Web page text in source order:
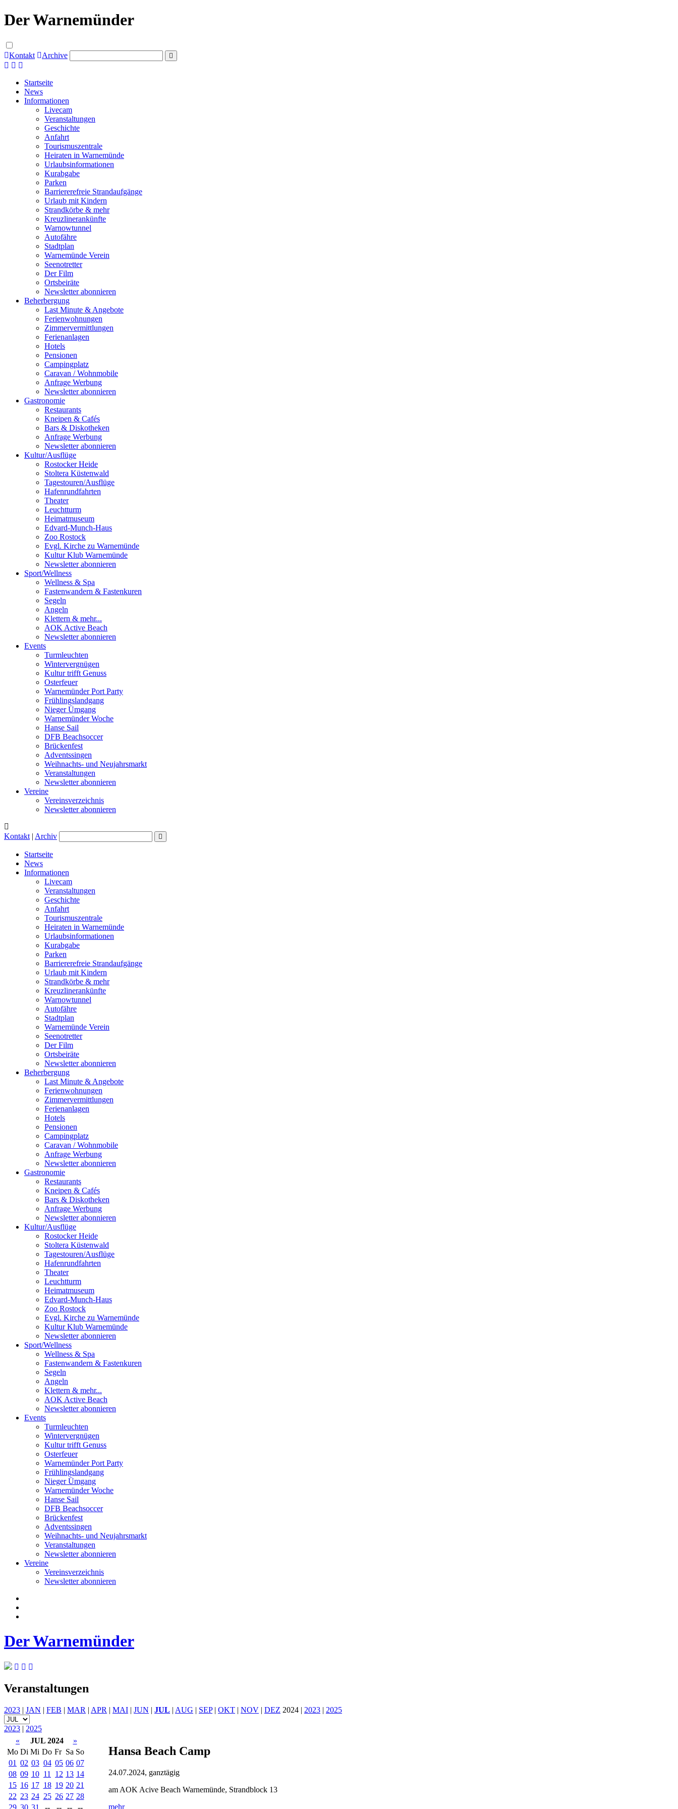
Der Warnemünder
Kontakt Archive
Startseite
News
Informationen
Livecam
Veranstaltungen
Geschichte
Anfahrt
Tourismuszentrale
Heiraten in Warnemünde
Urlaubsinformationen
Kurabgabe
Parken
Barriererefreie Strandaufgänge
Urlaub mit Kindern
Strandkörbe & mehr
Kreuzlinerankünfte
Warnowtunnel
Autofähre
Stadtplan
Warnemünde Verein
Seenotretter
Der Film
Ortsbeiräte
Newsletter abonnieren
Beherbergung
Last Minute & Angebote
Ferienwohnungen
Zimmervermittlungen
Ferienanlagen
Hotels
Pensionen
Campingplatz
Caravan / Wohnmobile
Anfrage Werbung
Newsletter abonnieren
Gastronomie
Restaurants
Kneipen & Cafés
Bars & Diskotheken
Anfrage Werbung
Newsletter abonnieren
Kultur/Ausflüge
Rostocker Heide
Stoltera Küstenwald
Tagestouren/Ausflüge
Hafenrundfahrten
Theater
Leuchtturm
Heimatmuseum
Edvard-Munch-Haus
Zoo Rostock
Evgl. Kirche zu Warnemünde
Kultur Klub Warnemünde
Newsletter abonnieren
Sport/Wellness
Wellness & Spa
Fastenwandern & Fastenkuren
Segeln
Angeln
Klettern & mehr...
AOK Active Beach
Newsletter abonnieren
Events
Turmleuchten
Wintervergnügen
Kultur trifft Genuss
Osterfeuer
Warnemünder Port Party
Frühlingslandgang
Nieger Ümgang
Warnemünder Woche
Hanse Sail
DFB Beachsoccer
Brückenfest
Adventssingen
Weihnachts- und Neujahrsmarkt
Veranstaltungen
Newsletter abonnieren
Vereine
Vereinsverzeichnis
Newsletter abonnieren
Kontakt | Archiv
Startseite
News
Informationen
Livecam
Veranstaltungen
Geschichte
Anfahrt
Tourismuszentrale
Heiraten in Warnemünde
Urlaubsinformationen
Kurabgabe
Parken
Barriererefreie Strandaufgänge
Urlaub mit Kindern
Strandkörbe & mehr
Kreuzlinerankünfte
Warnowtunnel
Autofähre
Stadtplan
Warnemünde Verein
Seenotretter
Der Film
Ortsbeiräte
Newsletter abonnieren
Beherbergung
Last Minute & Angebote
Ferienwohnungen
Zimmervermittlungen
Ferienanlagen
Hotels
Pensionen
Campingplatz
Caravan / Wohnmobile
Anfrage Werbung
Newsletter abonnieren
Gastronomie
Restaurants
Kneipen & Cafés
Bars & Diskotheken
Anfrage Werbung
Newsletter abonnieren
Kultur/Ausflüge
Rostocker Heide
Stoltera Küstenwald
Tagestouren/Ausflüge
Hafenrundfahrten
Theater
Leuchtturm
Heimatmuseum
Edvard-Munch-Haus
Zoo Rostock
Evgl. Kirche zu Warnemünde
Kultur Klub Warnemünde
Newsletter abonnieren
Sport/Wellness
Wellness & Spa
Fastenwandern & Fastenkuren
Segeln
Angeln
Klettern & mehr...
AOK Active Beach
Newsletter abonnieren
Events
Turmleuchten
Wintervergnügen
Kultur trifft Genuss
Osterfeuer
Warnemünder Port Party
Frühlingslandgang
Nieger Ümgang
Warnemünder Woche
Hanse Sail
DFB Beachsoccer
Brückenfest
Adventssingen
Weihnachts- und Neujahrsmarkt
Veranstaltungen
Newsletter abonnieren
Vereine
Vereinsverzeichnis
Newsletter abonnieren
Der Warnemünder
Veranstaltungen
2023 | JAN | FEB | MAR | APR | MAI | JUN | JUL | AUG | SEP| OKT | NOV | DEZ 2024 | 2023 | 2025
2023 | 2025
«
JUL 2024
»
Mo Di Mi Do Fr Sa So
01 02 03 04 05 06 07
08 09 10 11 12 13 14
15 16 17 18 19 20 21
22 23 24 25 26 27 28
29 30 31 -- -- -- --
Hansa Beach Camp
24.07.2024, ganztägig
am AOK Acive Beach Warnemünde, Strandblock 13
mehr